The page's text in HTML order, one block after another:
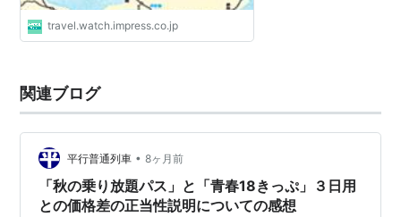
travel.watch.impress.co.jp
関連ブログ
平行普通列車 • 8ヶ月前
「秋の乗り放題パス」と「青春18きっぷ」３日用
との価格差の正当性説明についての感想